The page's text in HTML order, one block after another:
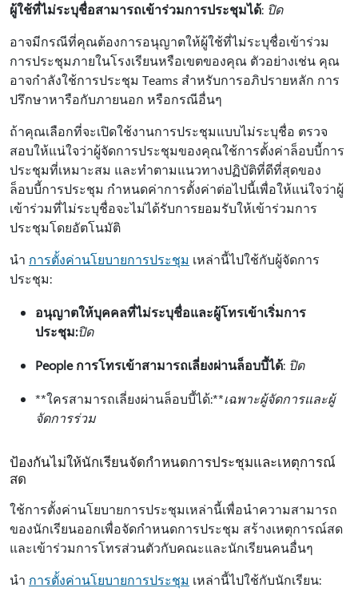
ผู้ใช้ที่ไม่ระบุชื่อสามารถเข้าร่วมการประชุมได้: ปิด
อาจมีกรณีที่คุณต้องการอนุญาตให้ผู้ใช้ที่ไม่ระบุชื่อเข้าร่วม
การประชุมภายในโรงเรียนหรือเขตของคุณ ตัวอย่างเช่น คุณ
อาจกําลังใช้การประชุม Teams สําหรับการอภิปรายหลัก การ
ปรึกษาหารือกับภายนอก หรือกรณีอื่นๆ
ถ้าคุณเลือกที่จะเปิดใช้งานการประชุมแบบไม่ระบุชื่อ ตรวจ
สอบให้แน่ใจว่าผู้จัดการประชุมของคุณใช้การตั้งค่าล็อบบี้การ
ประชุมที่เหมาะสม และทําตามแนวทางปฏิบัติที่ดีที่สุดของ
ล็อบบี้การประชุม กําหนดค่าการตั้งค่าต่อไปนี้เพื่อให้แน่ใจว่าผู้
เข้าร่วมที่ไม่ระบุชื่อจะไม่ได้รับการยอมรับให้เข้าร่วมการ
ประชุมโดยอัตโนมัติ
นํา การตั้งค่านโยบายการประชุม เหล่านี้ไปใช้กับผู้จัดการ
ประชุม:
อนุญาตให้บุคคลที่ไม่ระบุชื่อและผู้โทรเข้าเริ่มการ
ประชุม:ปิด
People การโทรเข้าสามารถเลี่ยงผ่านล็อบบี้ได้: ปิด
**ใครสามารถเลี่ยงผ่านล็อบบี้ได้:**เฉพาะผู้จัดการและผู้
จัดการร่วม
ป้องกันไม่ให้นักเรียนจัดกำหนดการประชุมและเหตุการณ์
สด
ใช้การตั้งค่านโยบายการประชุมเหล่านี้เพื่อนําความสามารถ
ของนักเรียนออกเพื่อจัดกําหนดการประชุม สร้างเหตุการณ์สด
และเข้าร่วมการโทรส่วนตัวกับคณะและนักเรียนคนอื่นๆ
นํา การตั้งค่านโยบายการประชุม เหล่านี้ไปใช้กับนักเรียน: